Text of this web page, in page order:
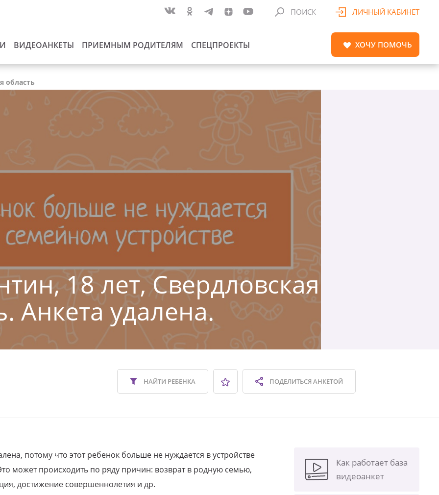
ВИДЕОАНКЕТЫ ПРИЕМНЫМ РОДИТЕЛЯМ СПЕЦПРОЕКТЫ
ПОИСК ЛИЧНЫЙ КАБИНЕТ
ХОЧУ ПОМОЧЬ
область
18 лет, Свердловская
Анкета удалена.
ПОДЕЛИТЬСЯАНКЕТОЙ
НАЙТИ РЕБЕНКА
потому что этот ребенок больше не нуждается в устройстве
может происходить по ряду причин: возврат в родную семью,
достижение совершеннолетия и др.
Как работает база
видеоанкет